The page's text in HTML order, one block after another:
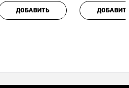
ДОБАВИТЬ